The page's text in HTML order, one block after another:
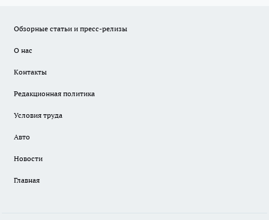
Обзорные статьи и пресс-релизы
О нас
Контакты
Редакционная политика
Условия труда
Авто
Новости
Главная